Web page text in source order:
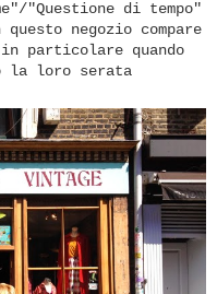
"Questione di tempo"
negozio compare
particolare quando
la loro serata